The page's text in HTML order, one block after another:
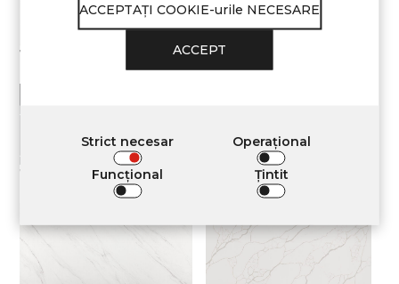
7570 Calacatta Monaco
7530L Calacatta Noir Satin 5710 Calacatta Normandie
Digital Print сolecţie
ACCEPTAŢI COOKIE-urile NECESARE
ACCEPT
Strict necesar Operațional
Funcţional Țintit